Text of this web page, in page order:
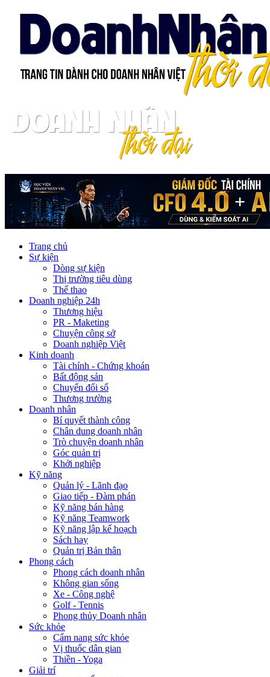
Trang chủ
Sự kiện
Dòng sự kiện
Thị trường tiêu dùng
Thể thao
Doanh nghiệp 24h
Thương hiệu
PR - Maketing
Chuyện công sở
Doanh nghiệp Việt
Kinh doanh
Tài chính - Chứng khoán
Bất động sản
Chuyển đổi số
Thương trường
Doanh nhân
Bí quyết thành công
Chân dung doanh nhân
Trò chuyện doanh nhân
Góc quản trị
Khởi nghiệp
Kỹ năng
Quản lý - Lãnh đạo
Giao tiếp - Đàm phán
Kỹ năng bán hàng
Kỹ năng Teamwork
Kỹ năng lập kế hoạch
Sách hay
Quản trị Bản thân
Phong cách
Phong cách doanh nhân
Không gian sống
Xe - Công nghệ
Golf - Tennis
Phong thủy Doanh nhân
Sức khỏe
Cẩm nang sức khỏe
Vị thuốc dân gian
Thiền - Yoga
Giải trí